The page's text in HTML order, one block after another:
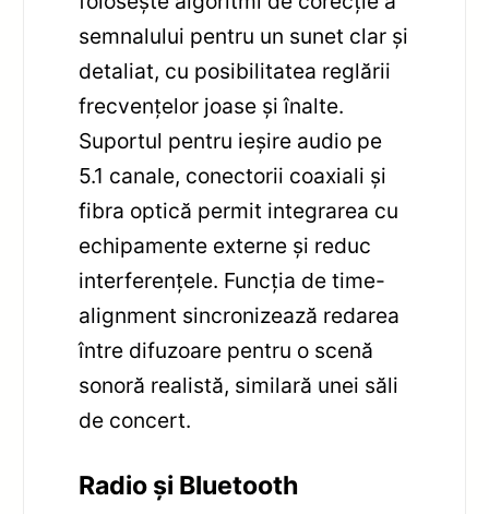
semnalului pentru un sunet clar și
detaliat, cu posibilitatea reglării
frecvențelor joase și înalte.
Suportul pentru ieșire audio pe
5.1 canale, conectorii coaxiali și
fibra optică permit integrarea cu
echipamente externe și reduc
interferențele. Funcția de time-
alignment sincronizează redarea
între difuzoare pentru o scenă
sonoră realistă, similară unei săli
de concert.
Radio și Bluetooth